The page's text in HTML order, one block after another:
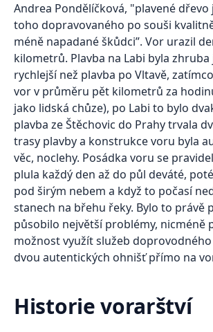
Andrea Pondělíčková, "plavené
toho dopravovaného po souši
méně napadané škůdci”. Vor urazil
kilometrů. Plavba na Labi byla
rychlejší než plavba po Vltavě,
vor v průměru pět kilometrů za
jako lidská chůze), po Labi to bylo
plavba ze Štěchovic do Prahy trvala
trasy plavby a konstrukce voru byla
věc, noclehy. Posádka voru se
plula každý den až do půl deváté,
pod širým nebem a když to počasí
stanech na břehu řeky. Bylo to právě
působilo největší problémy, nicméně
možnost využít služeb
dvou autentických ohnišť přímo na
Historie vorarštví